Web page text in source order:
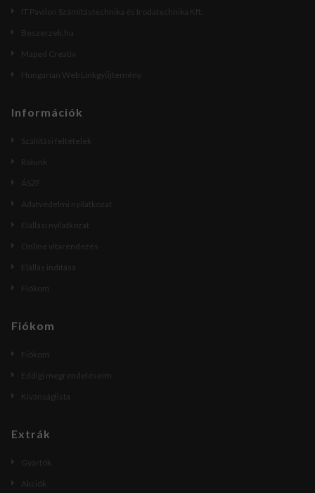
IT Pavilon Számítástechnika és Irodatechnika Kft.
Beszerzek.hu
Maped Creativ
Hungarian Web Linkgyűjtemény
Információk
Szállítási feltételek
Rólunk
ÁSZF
Adatvédelmi nyilatkozat
Elállási nyilatkozat
Online vitarendezés
Elállás indítása
Fiókom
Fiókom
Fiókom
Eddigi megrendeléseim
Kívánságlista
Extrák
Gyártók
Akciók